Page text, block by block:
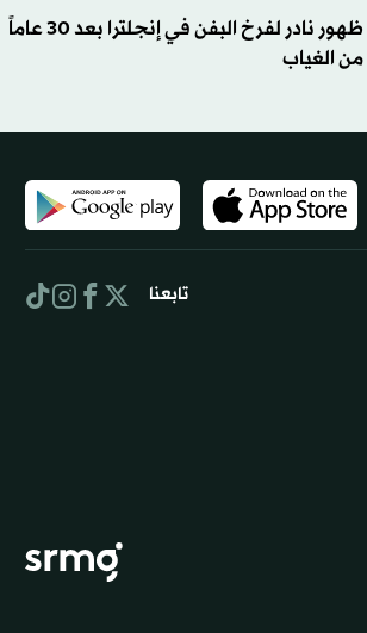
ظهور نادر لفرخ البفن في إنجلترا بعد 30 عاماً
من الغياب
تابعنا